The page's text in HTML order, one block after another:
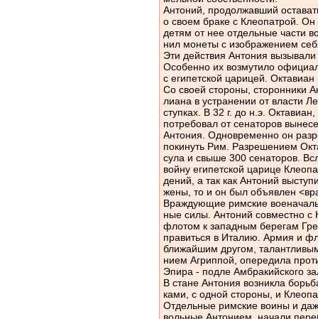
Антоний, продолжавший
о своем браке с Клеопатрой.
детям от нее отдельные части
нил монеты с изображением
Эти действия Антония
Особенно их возмутило
с египетской царицей.
Со своей стороны, сторонники
лиана в устранении от власти
ступках. В 32 г. до н.э.
потребовал от сенаторов
Антония. Одновременно он
покинуть Рим. Разрешением
сула и свыше 300 сенаторов.
войну египетской царице
дений, а так как Антоний
жены, то и он был объявлен
Враждующие римские
ные силы. Антоний совместно с
флотом к западным берегам
правиться в Италию. Армия и
ближайшим другом,
нием Агриппой, опередила
Эпира - подле Амбракийского
В стане Антония возникла
ками, с одной стороны, и
Отдельные римские воины и